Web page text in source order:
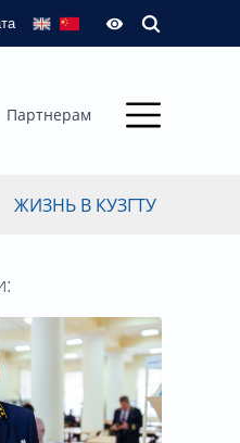
Партнерам
ЖИЗНЬ В КУЗГТУ